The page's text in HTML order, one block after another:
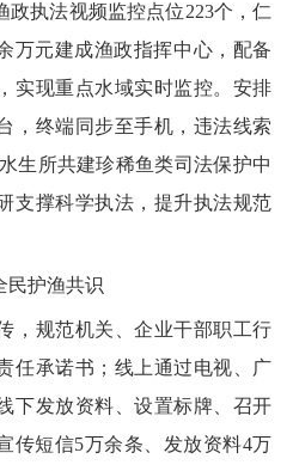
政执法视频监控点位223个，仁
万元建成渔政指挥中心，配备
实现重点水域实时监控。安排
，终端同步至手机，违法线索
生所共建珍稀鱼类司法保护中
支撑科学执法，提升执法规范
民护渔共识
，规范机关、企业干部职工行
任承诺书；线上通过电视、广
下发放资料、设置标牌、召开
传短信5万余条、发放资料4万